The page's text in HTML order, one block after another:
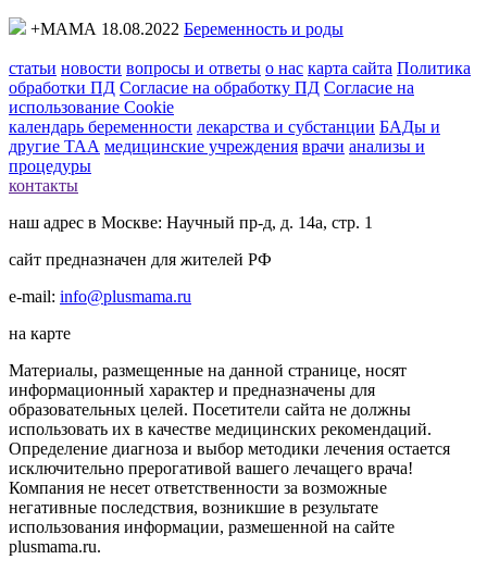
+МАМА 18.08.2022 Беременность и роды
статьи новости вопросы и ответы о нас карта сайта Политика
обработки ПД Согласие на обработку ПД Согласие на
использование Cookie
календарь беременности лекарства и субстанции БАДы и
другие ТАА медицинские учреждения врачи анализы и
процедуры
контакты
наш адрес в Москве: Научный пр-д, д. 14а, стр. 1
сайт предназначен для жителей РФ
e-mail: info@plusmama.ru
на карте
Материалы, размещенные на данной странице, носят
информационный характер и предназначены для
образовательных целей. Посетители сайта не должны
использовать их в качестве медицинских рекомендаций.
Определение диагноза и выбор методики лечения остается
исключительно прерогативой вашего лечащего врача!
Компания не несет ответственности за возможные
негативные последствия, возникшие в результате
использования информации, размешенной на сайте
plusmama.ru.